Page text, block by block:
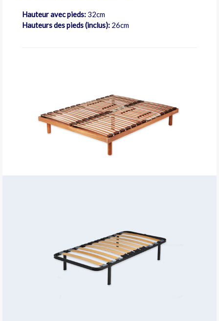
Hauteur avec pieds:32cm
Hauteurs des pieds (inclus):26cm